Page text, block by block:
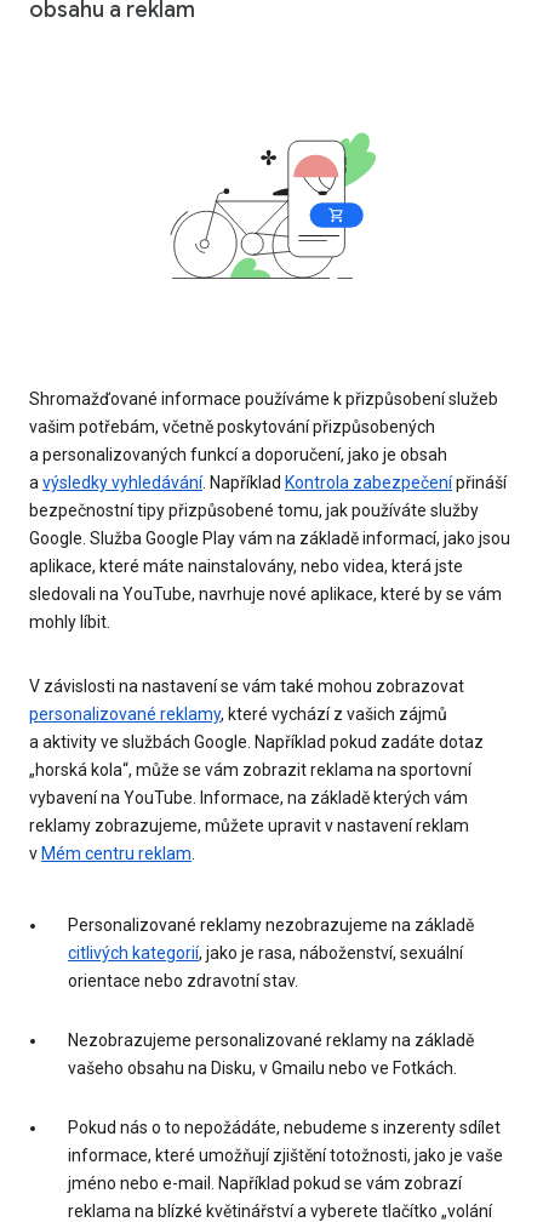
obsahu a reklam
Shromažďované informace používáme k přizpůsobení služeb
vašim potřebám, včetně poskytování přizpůsobených
a personalizovaných funkcí a doporučení, jako je obsah
a výsledky vyhledávání. Například Kontrola zabezpečenípřináší
bezpečnostní tipy přizpůsobené tomu, jak používáte služby
Google. Služba Google Play vám na základě informací, jako jsou
aplikace, které máte nainstalovány, nebo videa, která jste
sledovali na YouTube, navrhuje nové aplikace, které by se vám
mohly líbit.
V závislosti na nastavení se vám také mohou zobrazovat
personalizované reklamy, které vychází z vašich zájmů
a aktivity ve službách Google. Například pokud zadáte dotaz
„horská kola“, může se vám zobrazit reklama na sportovní
vybavení na YouTube. Informace, na základě kterých vám
reklamy zobrazujeme, můžete upravit v nastavení reklam
vMém centru reklam
Personalizované reklamy nezobrazujeme na základě
citlivých kategorií, jako je rasa, náboženství, sexuální
orientace nebo zdravotní stav.
Nezobrazujeme personalizované reklamy na základě
vašeho obsahu na Disku, v Gmailu nebo ve Fotkách.
Pokud nás o to nepožádáte, nebudeme s inzerenty sdílet
informace, které umožňují zjištění totožnosti, jako je vaše
jméno nebo e-mail. Například pokud se vám zobrazí
reklama na blízké květinářství a vyberete tlačítko „volání